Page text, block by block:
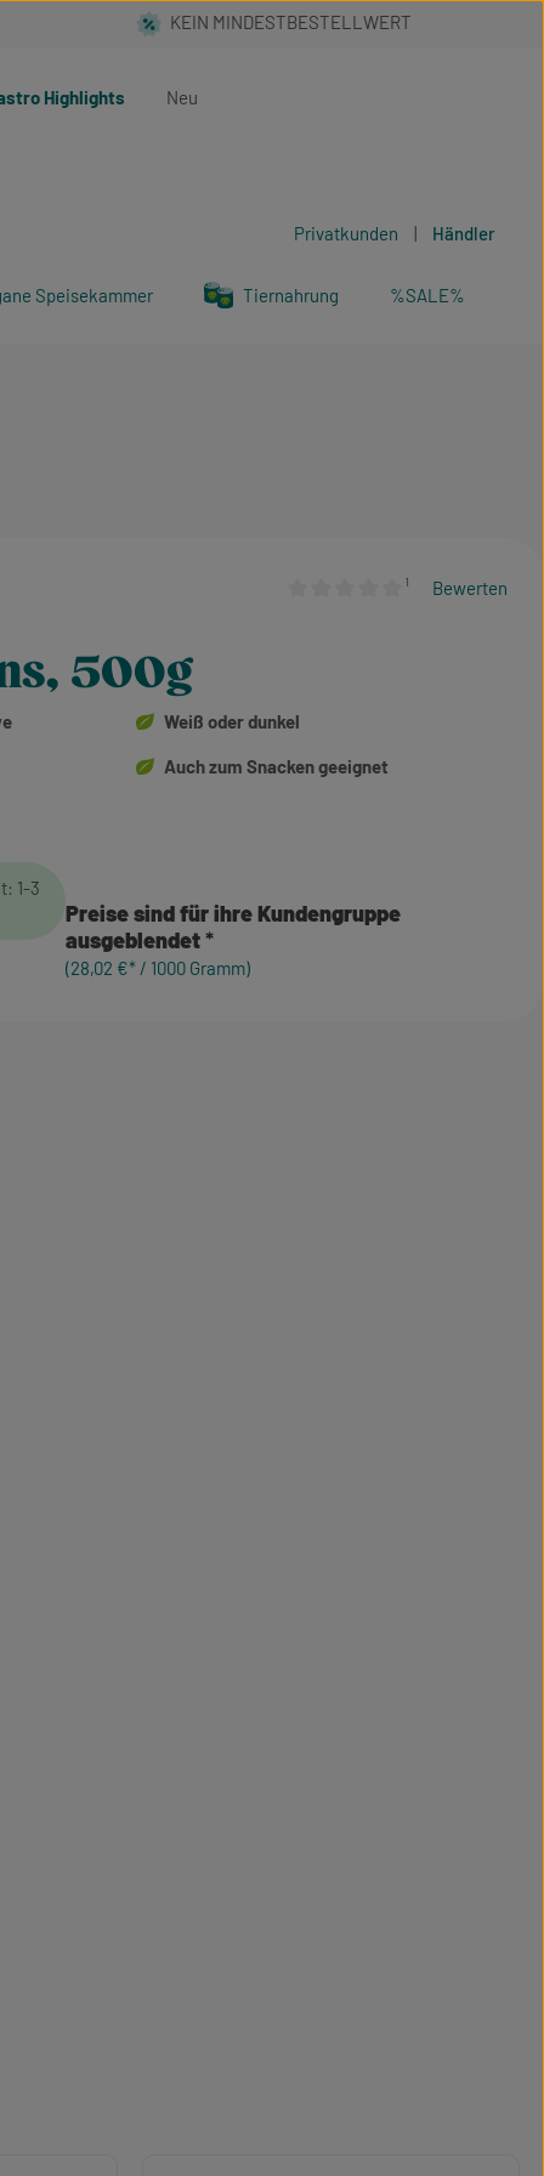
Highlights Neu
Privatkunden | Händler
Speisekammer Tiernahrung %SALE%
¹ Bewerten
500g
Weiß oder dunkel
Auch zum Snacken geeignet
Preise sind für ihre Kundengruppe
ausgeblendet
(28,02 €* / 1000 Gramm)
1-3